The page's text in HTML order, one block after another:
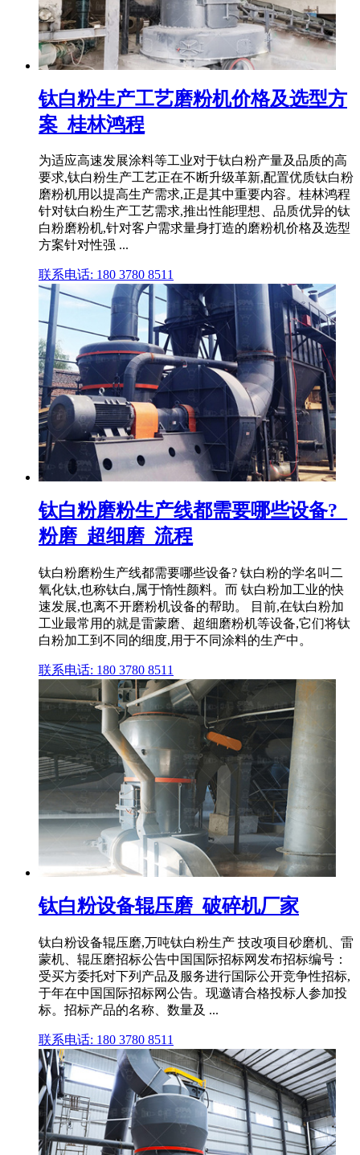
钛白粉生产工艺磨粉机价格及选型方
案_桂林鸿程
为适应高速发展涂料等工业对于钛白粉产量及品质的高
要求,钛白粉生产工艺正在不断升级革新,配置优质钛白粉
磨粉机用以提高生产需求,正是其中重要内容。桂林鸿程
针对钛白粉生产工艺需求,推出性能理想、品质优异的钛
白粉磨粉机,针对客户需求量身打造的磨粉机价格及选型
方案针对性强 ...
联系电话: 180 3780 8511
钛白粉磨粉生产线都需要哪些设备?_
粉磨_超细磨_流程
钛白粉磨粉生产线都需要哪些设备? 钛白粉的学名叫二
氧化钛,也称钛白,属于惰性颜料。而 钛白粉加工业的快
速发展,也离不开磨粉机设备的帮助。 目前,在钛白粉加
工业最常用的就是雷蒙磨、超细磨粉机等设备,它们将钛
白粉加工到不同的细度,用于不同涂料的生产中。
联系电话: 180 3780 8511
钛白粉设备辊压磨_破碎机厂家
钛白粉设备辊压磨,万吨钛白粉生产 技改项目砂磨机、雷
蒙机、辊压磨招标公告中国国际招标网发布招标编号：
受买方委托对下列产品及服务进行国际公开竞争性招标,
于年在中国国际招标网公告。现邀请合格投标人参加投
标。招标产品的名称、数量及 ...
联系电话: 180 3780 8511